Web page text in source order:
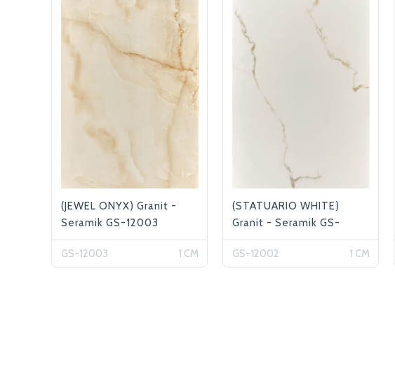
(JEWEL ONYX) Granit -
Seramik GS-12003
GS-12003 1 CM
(STATUARIO WHITE)
Granit - Seramik GS-
12002
GS-12002
1 CM